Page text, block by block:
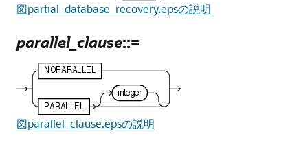
図partial_database_recovery.epsの説明
parallel_clause::=
図parallel_clause.epsの説明